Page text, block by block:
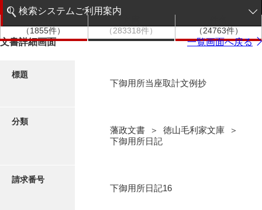
階層検索
写真・絵はがき
検索システムご利用案内
検索システムの利用について
（1855件）
（283318件）
（24763件）
文書詳細画面 一覧画面へ戻る
標題
下御用所当座取計文例抄
分類
藩政文書 ＞ 徳山毛利家文庫 ＞
下御用所日記
請求番号
下御用所日記16